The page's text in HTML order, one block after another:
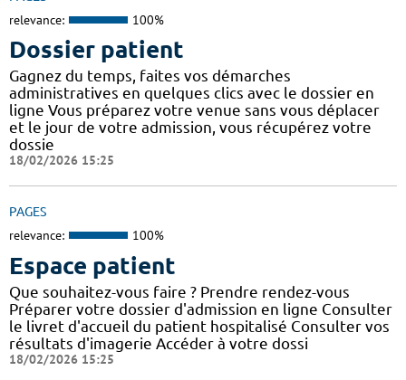
relevance: 100%
Dossier patient
Gagnez du temps, faites vos démarches
administratives en quelques clics avec le dossier en
ligne Vous préparez votre venue sans vous déplacer
et le jour de votre admission, vous récupérez votre
dossie
18/02/2026 15:25
PAGES
relevance: 100%
Espace patient
Que souhaitez-vous faire ? Prendre rendez-vous
Préparer votre dossier d'admission en ligne Consulter
le livret d'accueil du patient hospitalisé Consulter vos
résultats d'imagerie Accéder à votre dossi
18/02/2026 15:25